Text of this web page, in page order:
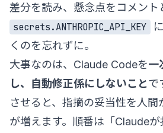
差分を読み、懸念点をコメント
secrets.ANTHROPIC_API_KEY
くのを忘れずに。
大事なのは、Claude Codeを一
し、自動修正係にしないことで
させると、指摘の妥当性を人
が増えます。順番は「Claude